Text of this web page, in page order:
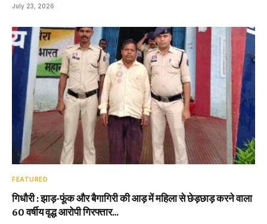
July 23, 2026
FEATURED
गिधौरी : झाड़-फूंक और बैगागिरी की आड़ में महिला से छेड़छाड़ करने वाला
60 वर्षीय वृद्ध आरोपी गिरफ्तार…